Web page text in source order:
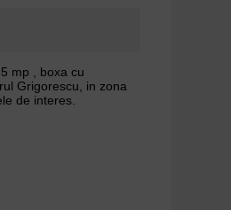
mp , boxa cu
Grigorescu, in zona
de interes.